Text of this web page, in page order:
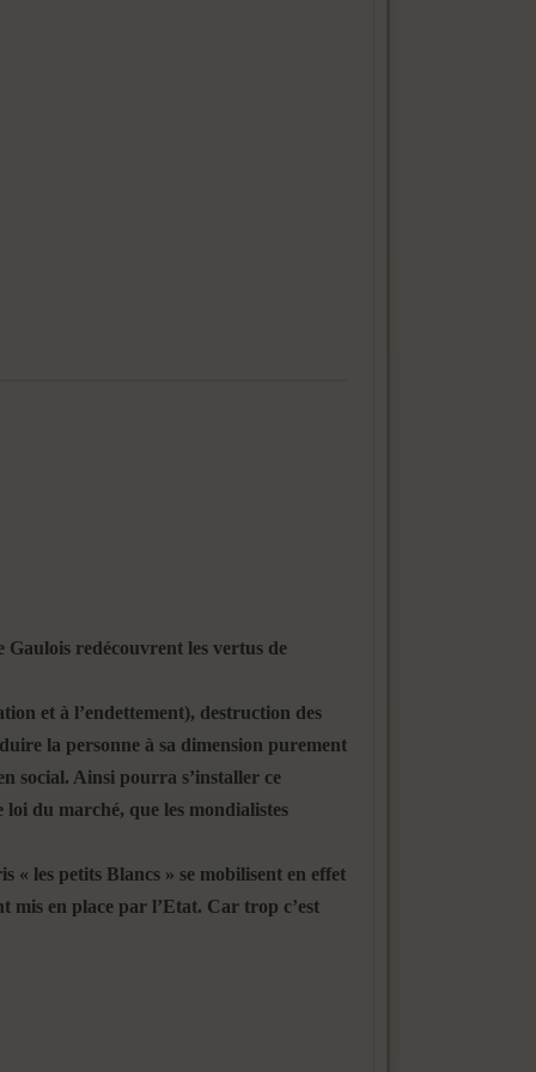
Gaulois redécouvrent les vertus de
et à l’endettement), destruction des
la personne à sa dimension purement
social. Ainsi pourra s’installer ce
loi du marché, que les mondialistes
« les petits Blancs » se mobilisent en effet
mis en place par l’Etat. Car trop c’est
!